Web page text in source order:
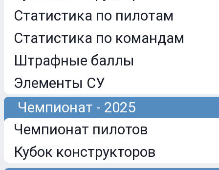
Статистика по пилотам
Статистика по командам
Штрафные баллы
Элементы СУ
Чемпионат - 2025
Чемпионат пилотов
Кубок конструкторов